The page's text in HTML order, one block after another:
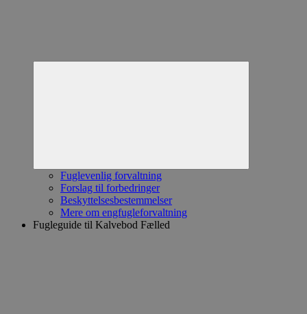
Fuglevenlig forvaltning
Forslag til forbedringer
Beskyttelsesbestemmelser
Mere om engfugleforvaltning
Fugleguide til Kalvebod Fælled